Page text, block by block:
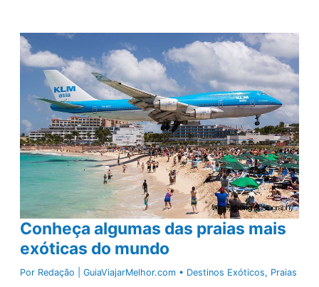
viagem
de
barco
Belém
Santarém
x
Manaus
Conheça algumas das praias mais
exóticas do mundo
Por Redação | GuiaViajarMelhor.com • Destinos Exóticos, Praias